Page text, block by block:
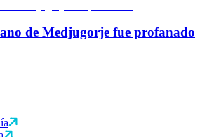
de Medjugorje fue profanado